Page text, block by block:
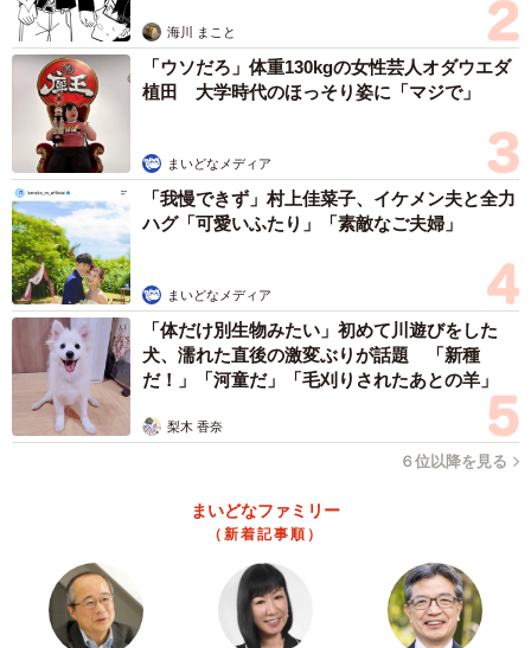
海川 まこと
「ウソだろ」体重130kgの女性芸人オダウエダ
植田 大学時代のほっそり姿に「マジで」
まいどなメディア
「我慢できず」村上佳菜子、イケメン夫と全力
ハグ「可愛いふたり」「素敵なご夫婦」
まいどなメディア
「体だけ別生物みたい」初めて川遊びをした
犬、濡れた直後の激変ぶりが話題 「新種
だ！」「河童だ」「毛刈りされたあとの羊」
梨木 香奈
６位以降を見る
まいどなファミリー
（新着記事順）